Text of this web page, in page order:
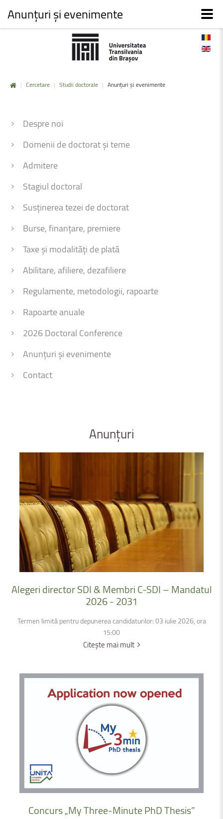
| Cercetare | Studii doctorale | Anunțuri și evenimente
Despre noi
Domenii de doctorat și teme
Admitere
Stagiul doctoral
Susținerea tezei de doctorat
Burse, finanțare, premiere
Taxe și modalități de plată
Abilitare, afiliere, dezafiliere
Regulamente, metodologii, rapoarte
Rapoarte anuale
2026 Doctoral Conference
Anunțuri și evenimente
Contact
Anunțuri
AlegeridirectorSDI&MembriC-SDI–Mandatul
2026-2031
Termen limită pentru depunerea candidaturilor: 03 iulie 2026, ora
15:00
Citește mai mult
Concurs„MyThree-MinutePhDThesis”
Anunțuri și evenimente